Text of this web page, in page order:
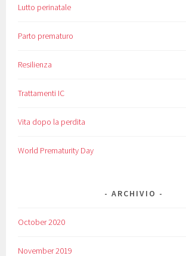
Lutto perinatale
Parto prematuro
Resilienza
Trattamenti IC
Vita dopo la perdita
World Prematurity Day
ARCHIVIO
October 2020
November 2019